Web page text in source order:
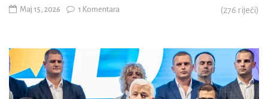
Maj 15, 2026 1 Komentara (276 riječi)